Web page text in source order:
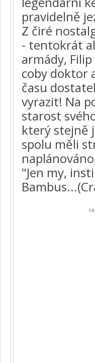
pravidelně
Z čiré
- tentokrát
armády,
coby doktor
času
vyrazit! Na
starost
který stejně
spolu měli
"Jen my,